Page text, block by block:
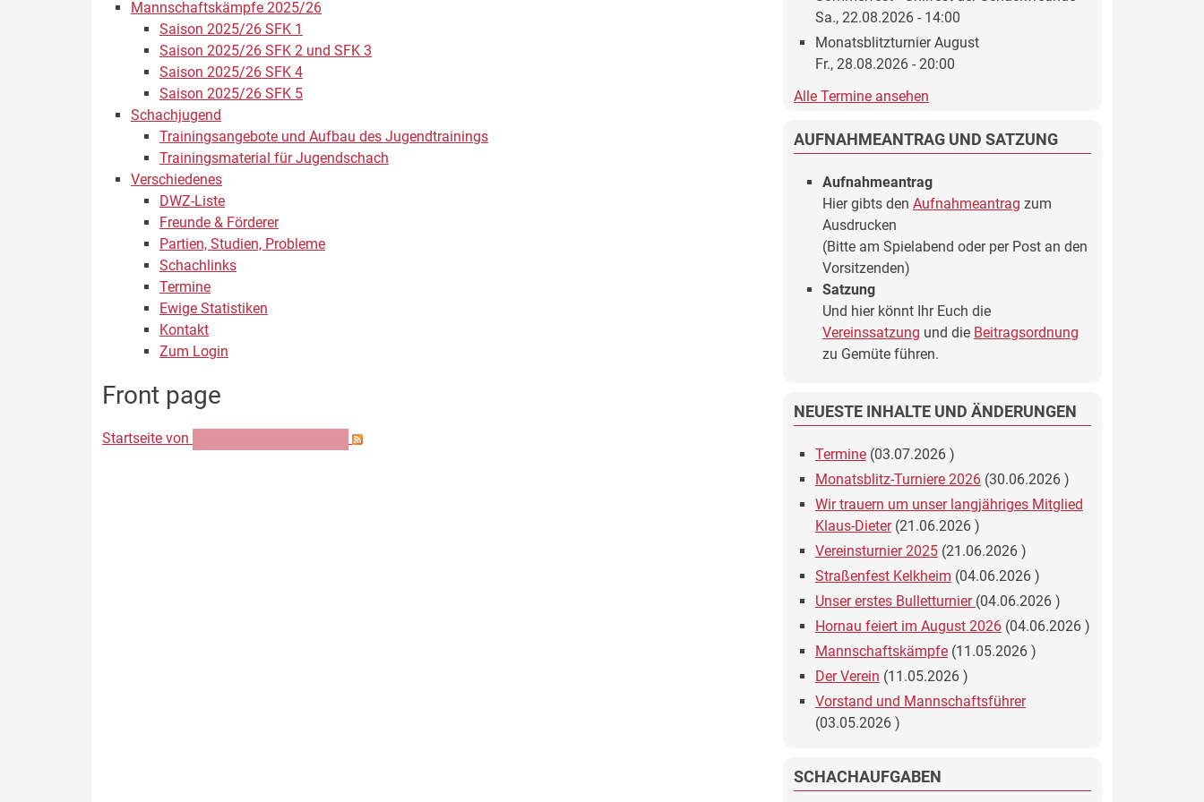
Mannschaftskämpfe 2025/26
Saison 2025/26 SFK 1
Saison 2025/26 SFK 2 und SFK 3
Saison 2025/26 SFK 4
Saison 2025/26 SFK 5
Schachjugend
Trainingsangebote und Aufbau des Jugendtrainings
Trainingsmaterial für Jugendschach
Verschiedenes
DWZ-Liste
Freunde & Förderer
Partien, Studien, Probleme
Schachlinks
Termine
Ewige Statistiken
Kontakt
Zum Login
Front page
Startseite von
Sa., 22.08.2026 - 14:00
Monatsblitzturnier August
Fr., 28.08.2026 - 20:00
Alle Termine ansehen
AUFNAHMEANTRAG UND SATZUNG
Aufnahmeantrag
Hier gibts den Aufnahmeantrag zum
Ausdrucken
(Bitte am Spielabend oder per Post an den
Vorsitzenden)
Satzung
Und hier könnt Ihr Euch die
Vereinssatzung und die Beitragsordnung
zu Gemüte führen.
NEUESTE INHALTE UND ÄNDERUNGEN
Termine (03.07.2026 )
Monatsblitz-Turniere 2026 (30.06.2026 )
Wir trauern um unser langjähriges Mitglied
Klaus-Dieter(21.06.2026 )
Vereinsturnier 2025 (21.06.2026 )
Straßenfest Kelkheim (04.06.2026 )
Unser erstes Bulletturnier (04.06.2026 )
Hornau feiert im August 2026 (04.06.2026 )
Mannschaftskämpfe (11.05.2026 )
Der Verein (11.05.2026 )
Vorstand und Mannschaftsführer
(03.05.2026 )
SCHACHAUFGABEN